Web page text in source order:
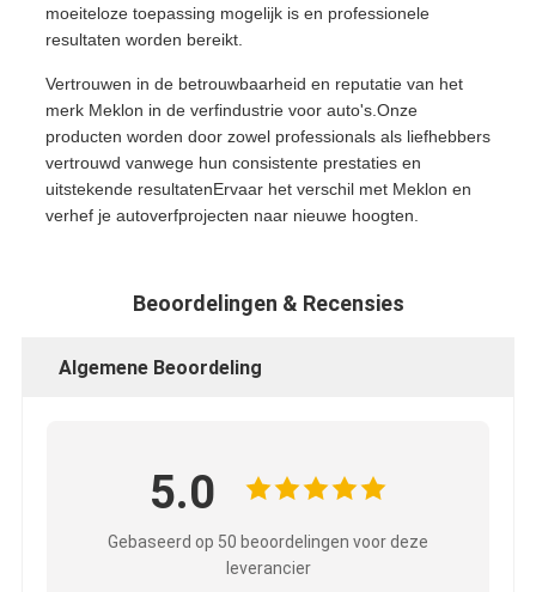
moeiteloze toepassing mogelijk is en professionele
resultaten worden bereikt.
Vertrouwen in de betrouwbaarheid en reputatie van het
merk Meklon in de verfindustrie voor auto's.Onze
producten worden door zowel professionals als liefhebbers
vertrouwd vanwege hun consistente prestaties en
uitstekende resultatenErvaar het verschil met Meklon en
verhef je autoverfprojecten naar nieuwe hoogten.
Beoordelingen & Recensies
Algemene Beoordeling
5.0
Gebaseerd op 50 beoordelingen voor deze
leverancier